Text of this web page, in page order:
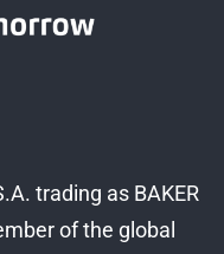
b
trading as BAKER
of the global